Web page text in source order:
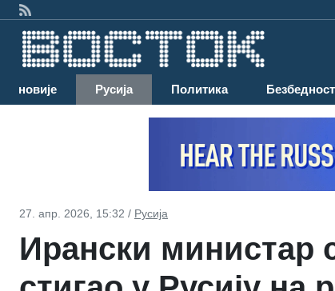
Најновије Русија Политика Безбедност
27. апр. 2026, 15:32 / Русија
Ирански министар